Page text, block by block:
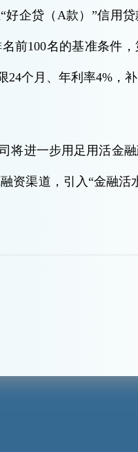
企贷（A款）”信用
前100名的基准条件
个月、年利率4%，
将进一步用足用活金
资渠道，引入“金融活